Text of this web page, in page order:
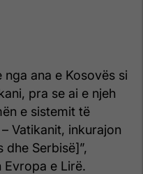
ana e Kosovës si
pra se ai e njeh
e sistemit të
Vatikanit, inkurajon
Serbisë]”,
Evropa e Lirë.